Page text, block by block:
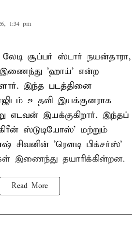
1:34 pm
லேடி சூப்பர் ஸ்டார் நயன்தாரா,
இணைந்து 'ஹாய்' என்ற
இந்த படத்தினை
உதவி இயக்குனராக
எடவன் இயக்குகிறார். இந்தப்
ஸ்டுடியோஸ்' மற்றும்
சிவனின் 'ரௌடி பிக்சர்ஸ்'
இணைந்து தயாரிக்கின்றன.
Read More